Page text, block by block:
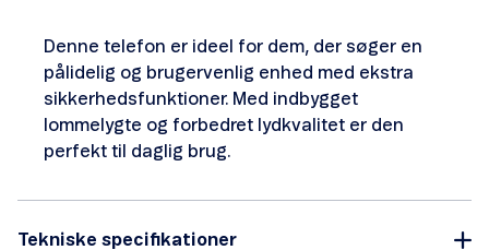
Denne telefon er ideel for dem, der søger en
pålidelig og brugervenlig enhed med ekstra
sikkerhedsfunktioner. Med indbygget
lommelygte og forbedret lydkvalitet er den
perfekt til daglig brug.
Tekniske specifikationer